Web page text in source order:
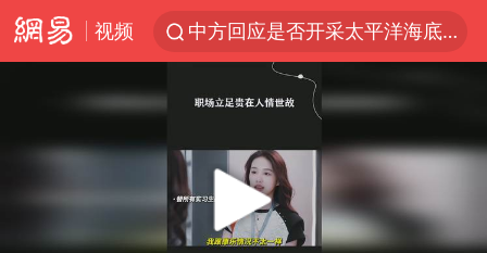
视频
中方回应是否开采太平洋海底稀土资源
台风白海豚进入48小时警戒线
看守所辅警收受10万获刑1年
宇树科技发行价格150.80元/股
CIA被曝已秘密设立古巴工作组